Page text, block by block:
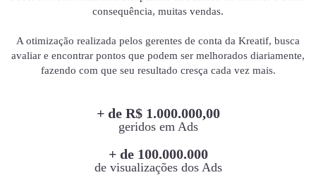
consequência, muitas vendas.
A otimização realizada pelos gerentes de conta da Kreatif, busca
avaliar e encontrar pontos que podem ser melhorados diariamente,
fazendo com que seu resultado cresça cada vez mais.
+ de R$ 1.000.000,00
geridos em Ads
+ de 100.000.000
de visualizações dos Ads